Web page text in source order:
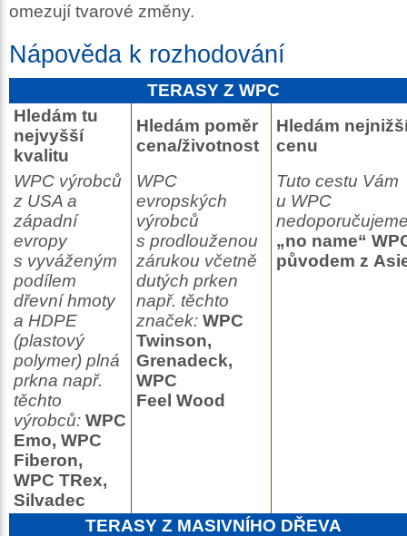
omezují tvarové změny.
Nápověda k rozhodování
TERASY Z WPC
Hledám tu
nejvyšší
kvalitu
Hledám poměr
cena/životnost
Hledám
cenu
WPC výrobců
z USA a
západní
evropy
s vyváženým
podílem
dřevní hmoty
a HDPE
(plastový
polymer) plná
prkna např.
těchto
výrobců: WPC
Emo, WPC
Fiberon,
WPC TRex,
Silvadec
WPC
evropských
výrobců
s prodlouženou
zárukou včetně
dutých prken
např. těchto
značek: WPC
Twinson,
Grenadeck,
WPC
Feel Wood
Tuto cestu Vám
u WPC
„no name“
původem z
TERASY Z MASIVNÍHO DŘEVA